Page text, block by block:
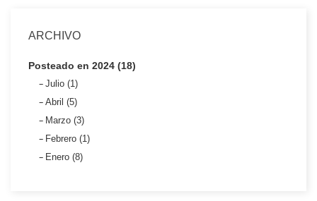
ARCHIVO
Posteado en 2024 (18)
Julio (1)
Abril (5)
Marzo (3)
Febrero (1)
Enero (8)